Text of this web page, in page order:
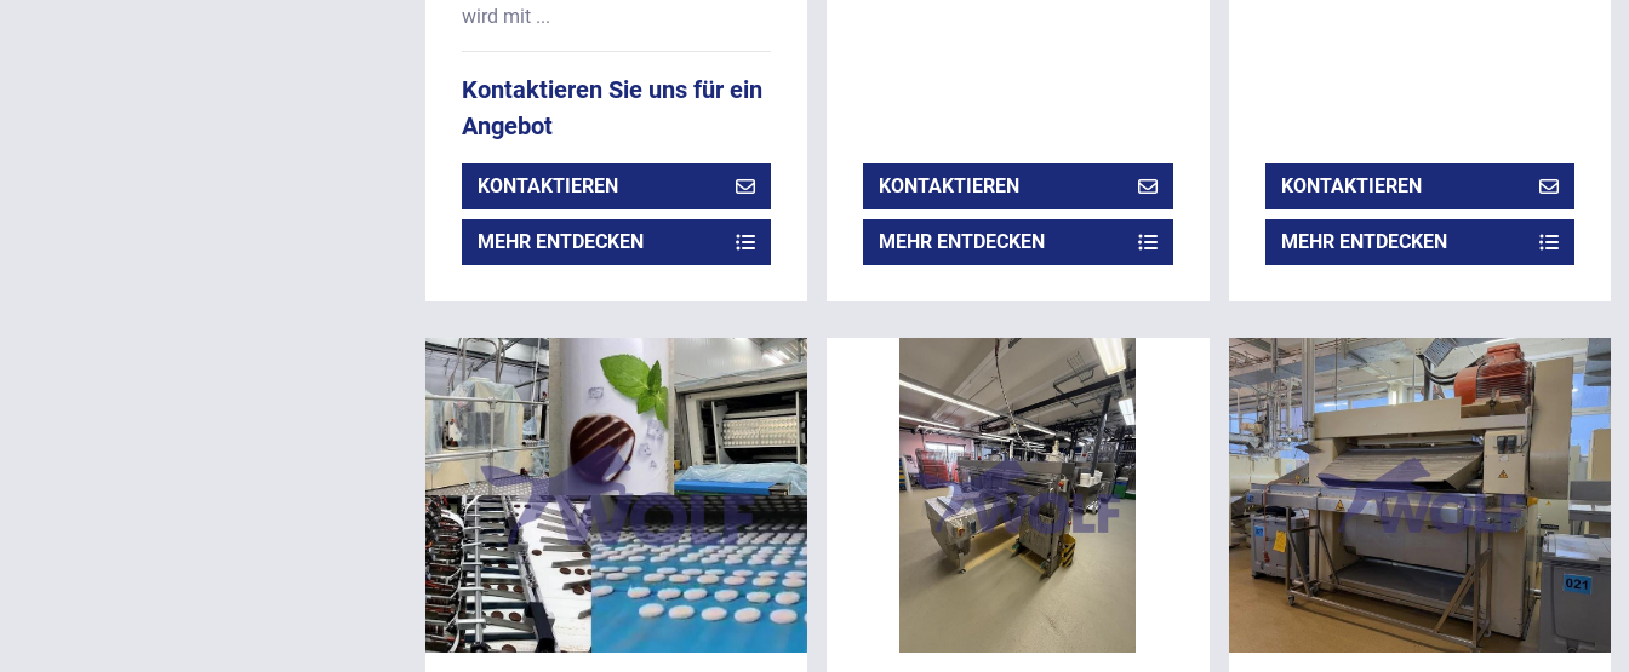
wird mit ...
Kontaktieren Sie uns für ein
Angebot
KONTAKTIEREN
MEHR ENTDECKEN
KONTAKTIEREN
MEHR ENTDECKEN
KONTAKTIEREN
MEHR ENTDECKEN